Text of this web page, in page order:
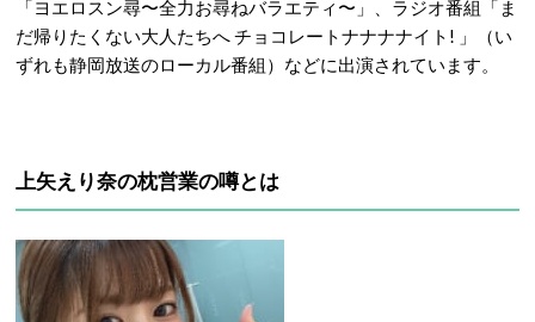
「ヨエロスン尋〜全力お尋ねバラエティ〜」、ラジオ番組「ま
だ帰りたくない大人たちへ チョコレートナナナナイト! 」（い
ずれも静岡放送のローカル番組）などに出演されています。
上矢えり奈の枕営業の噂とは